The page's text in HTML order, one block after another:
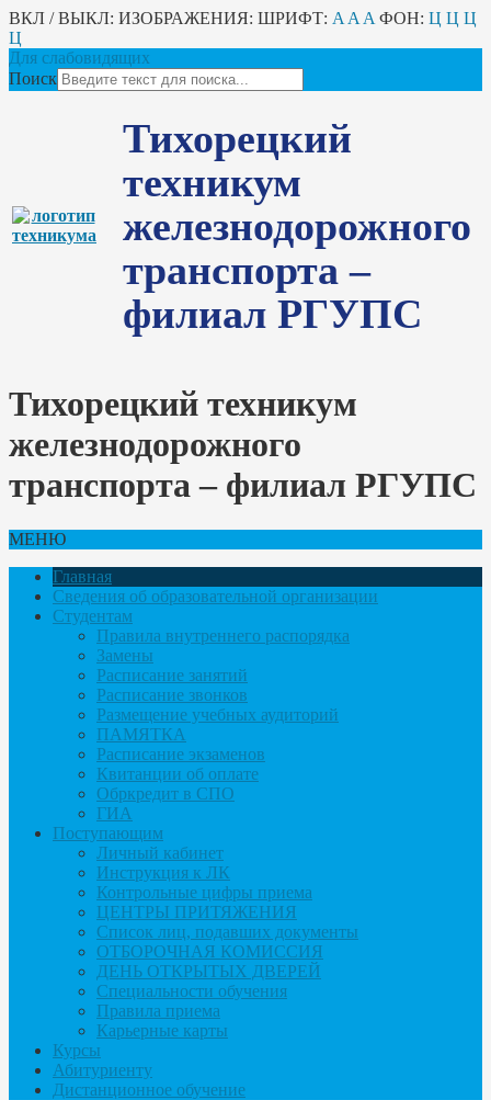
ВКЛ / ВЫКЛ: ИЗОБРАЖЕНИЯ: ШРИФТ: A A A ФОН: Ц Ц Ц
Ц
Для слабовидящих
Поиск
Тихорецкий
техникум
железнодорожного
транспорта –
филиал РГУПС
Тихорецкий техникум
железнодорожного
транспорта – филиал РГУПС
МЕНЮ
Главная
Сведения об образовательной организации
Студентам
Правила внутреннего распорядка
Замены
Расписание занятий
Расписание звонков
Размещение учебных аудиторий
ПАМЯТКА
Расписание экзаменов
Квитанции об оплате
Обркредит в СПО
ГИА
Поступающим
Личный кабинет
Инструкция к ЛК
Контрольные цифры приема
ЦЕНТРЫ ПРИТЯЖЕНИЯ
Список лиц, подавших документы
ОТБОРОЧНАЯ КОМИССИЯ
ДЕНЬ ОТКРЫТЫХ ДВЕРЕЙ
Специальности обучения
Правила приема
Карьерные карты
Курсы
Абитуриенту
Дистанционное обучение